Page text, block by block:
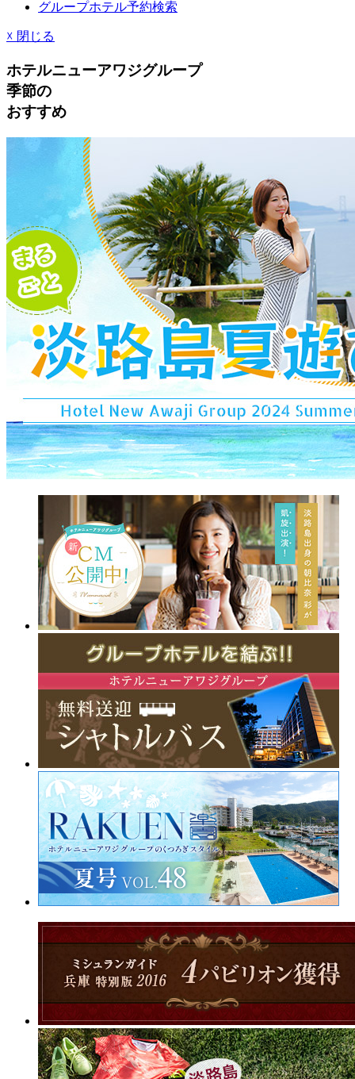
グループホテル予約検索
☓ 閉じる
ホテルニューアワジグループ
季節の
おすすめ